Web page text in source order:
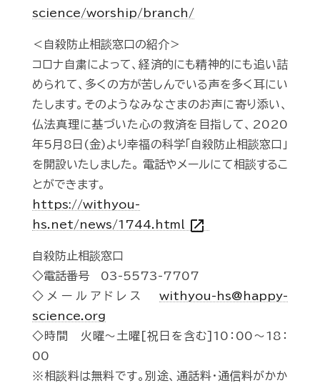
science/worship/branch/
＜自殺防止相談窓口の紹介＞
コロナ自粛によって、経済的にも精神的にも追い詰
められて、多くの方が苦しんでいる声を多く耳にい
たします。そのようなみなさまのお声に寄り添い、
仏法真理に基づいた心の救済を目指して、2020
年5月8日(金)より幸福の科学「自殺防止相談窓口」
を開設いたしました。 電話やメールにて相談するこ
とができます。
https://withyou-
hs.net/news/1744.html open_in_new
自殺防止相談窓口
◇電話番号 03-5573-7707
◇メールアドレス withyou-hs@happy-
science.org
◇時間 火曜～土曜[祝日を含む]10：00～18：
00
※相談料は無料です。別途、通話料・通信料がかか